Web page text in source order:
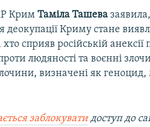
Крим Таміла Ташева
деокупації Криму стане
сприяв російській анексії
людяності та воєнні
визначені як
заблокуватидоступ до